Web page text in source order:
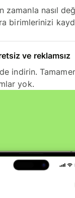
zamanla nasıl
birimlerinizi
ve reklamsız
indirin.
yok.